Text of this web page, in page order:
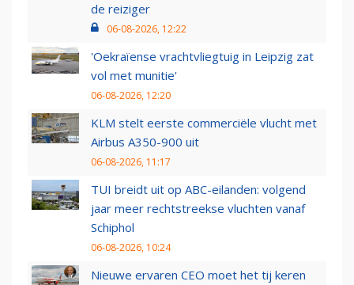
de reiziger
06-08-2026, 12:22
'Oekraïense vrachtvliegtuig in Leipzig zat
vol met munitie'
06-08-2026, 12:20
KLM stelt eerste commerciële vlucht met
Airbus A350-900 uit
06-08-2026, 11:17
TUI breidt uit op ABC-eilanden: volgend
jaar meer rechtstreekse vluchten vanaf
Schiphol
06-08-2026, 10:24
Nieuwe ervaren CEO moet het tij keren